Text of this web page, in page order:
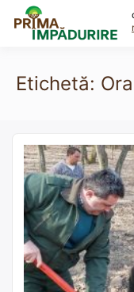
content
Etichetă: